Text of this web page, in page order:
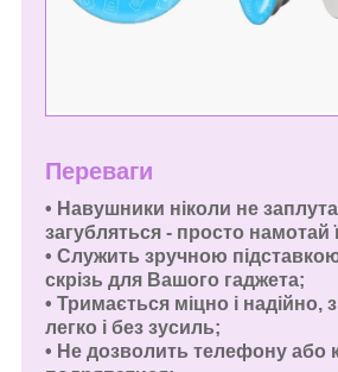
Переваги
• Навушники ніколи не
загубляться - просто намотай
• Служить зручною
скрізь для Вашого гаджета;
• Тримається міцно і надійно,
легко і без зусиль;
• Не дозволить телефону або